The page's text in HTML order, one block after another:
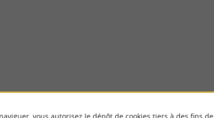
vous autorisez le dépôt de cookies tiers à des fins de